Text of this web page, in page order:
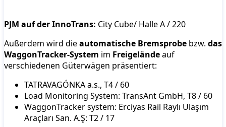
PJM auf der InnoTrans: City Cube/ Halle A / 220
Außerdem wird dieautomatische Bremsprobe bzw. das
WaggonTracker-System im Freigeländeauf
verschiedenen Güterwägen präsentiert:
TATRAVAGÓNKA a.s., T4 / 60
Load Monitoring System: TransAnt GmbH, T8 / 60
WaggonTracker system: Erciyas Rail Raylı Ulaşım
Araçları San. A.Ş: T2 / 17